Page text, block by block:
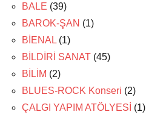
BALE (39)
BAROK-ŞAN (1)
BİENAL (1)
BİLDİRİ SANAT (45)
BİLİM (2)
BLUES-ROCK Konseri (2)
ÇALGI YAPIM ATÖLYESİ (1)